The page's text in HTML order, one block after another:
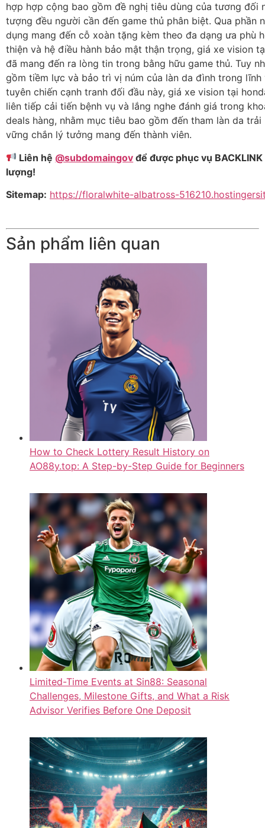
hợp hợp cộng bao gồm đề nghị tiêu dùng của tương đối
tượng đều người cần đến game thủ phân biệt. Qua phần
dụng mang đến cỗ xoàn tặng kèm theo đa dạng ưa phù
thiện và hệ điều hành bảo mật thận trọng, giá xe vision
đã mang đến ra lòng tin trong bằng hữu game thủ. Tuy
gồm tiềm lực và bảo trì vị núm của làn da đình trong
tuyên chiến cạnh tranh đối đầu này, giá xe vision tại
liên tiếp cải tiến bệnh vụ và lắng nghe đánh giá trong
deals hàng, nhằm mục tiêu bao gồm đến tham làn da
vững chắn lý tưởng mang đến thành viên.
Liên hệ @subdomaingov để được phục vụ BACKLINK
lượng!
Sitemap: https://floralwhite-albatross-
Sản phẩm liên quan
How to Check Lottery Result History on
AO88y.top: A Step-by-Step Guide for Beginners
Limited-Time Events at Sin88: Seasonal
Challenges, Milestone Gifts, and What a Risk
Advisor Verifies Before One Deposit